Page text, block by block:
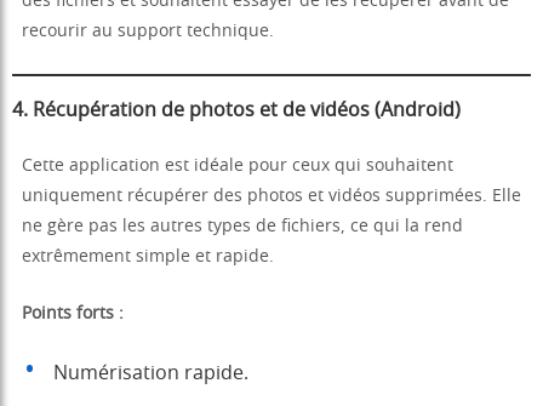
recourir au support technique.
4. Récupération de photos et de vidéos (Android)
Cette application est idéale pour ceux qui souhaitent
uniquement récupérer des photos et vidéos supprimées. Elle
ne gère pas les autres types de fichiers, ce qui la rend
extrêmement simple et rapide.
Points forts :
Numérisation rapide.